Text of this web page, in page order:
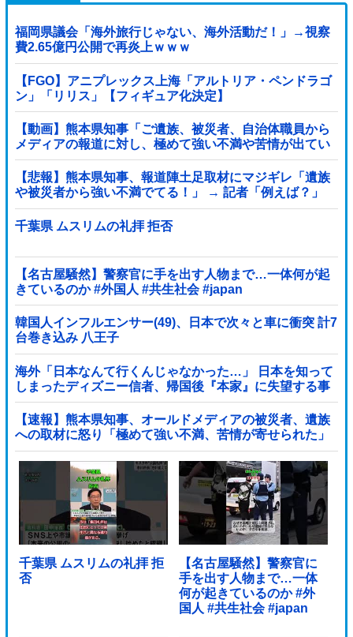
福岡県議会「海外旅行じゃない、海外活動だ！」→視察
費2.65億円公開で再炎上ｗｗｗ
【FGO】アニプレックス上海「アルトリア・ペンドラゴ
ン」「リリス」【フィギュア化決定】
【動画】熊本県知事「ご遺族、被災者、自治体職員から
メディアの報道に対し、極めて強い不満や苦情が出てい
る」記者「具体的には？」→
【悲報】熊本県知事、報道陣土足取材にマジギレ「遺族
や被災者から強い不満でてる！」 → 記者「例えば？」
→ 知事、怒り通り越して呆れてしまう …...
千葉県 ムスリムの礼拝 拒否
【名古屋騒然】警察官に手を出す人物まで…一体何が起
きているのか #外国人 #共生社会 #japan
韓国人インフルエンサー(49)、日本で次々と車に衝突 計7
台巻き込み 八王子
海外「日本なんて行くんじゃなかった…」 日本を知って
しまったディズニー信者、帰国後『本家』に失望する事
態に
【速報】熊本県知事、オールドメディアの被災者、遺族
への取材に怒り「極めて強い不満、苦情が寄せられた」
他
千葉県 ムスリムの礼拝 拒
否
【名古屋騒然】警察官に
手を出す人物まで…一体
何が起きているのか #外
国人 #共生社会 #japan